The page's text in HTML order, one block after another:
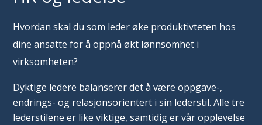
Hvordan skal du som leder øke produktivteten hos
dine ansatte for å oppnå økt lønnsomhet i
virksomheten?
Dyktige ledere balanserer det å være oppgave-,
endrings- og relasjonsorientert i sin lederstil. Alle tre
lederstilene er like viktige, samtidig er vår opplevelse